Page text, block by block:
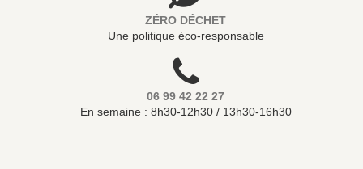
ZÉRO DÉCHET
Une politique éco-responsable
06 99 42 22 27
En semaine : 8h30-12h30 / 13h30-16h30